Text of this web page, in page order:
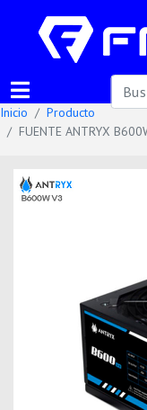
Inicio
Producto
FUENTE ANTRYX